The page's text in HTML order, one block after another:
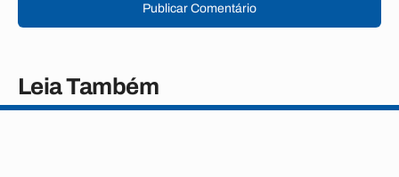
Publicar Comentário
Leia Também